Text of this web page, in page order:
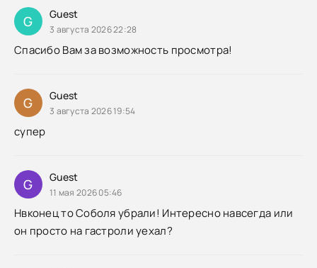
G Guest
3 августа 2026 22:28
Спасибо Вам за возможность просмотра!
G Guest
3 августа 2026 19:54
супер
G Guest
11 мая 2026 05:46
Нвконец то Соболя убрали! Интересно навсегда или
он просто на гастроли уехал?